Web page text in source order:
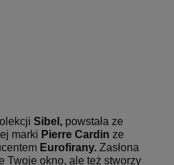
Sibel, powstała ze
marki Pierre Cardin ze
Eurofirany. Zasłona
Twoje okno, ale też stworzy